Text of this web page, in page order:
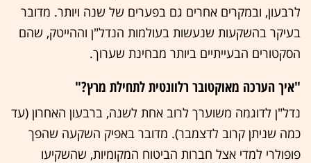
לרבעון, ובמקרים אחרים גם בפערים של שנה ויותר. מדובר
בעיקר בהשקעות שנעשות בעולמות הנדל"ן וההייטק, שהם
הסקטורים הבעייתיים ביותר מבחינת שערוך.
"איך הערכה מאוקטובר רלוונטית לתחילת מרץ?"
נדל"ן לדוגמה משוערך לרוב אחת לשנה, ברבעון האחרון (עד
כמה שניתן קרוב לדצמבר). מדובר באפיק השקעה שהפך
פופולרי למדי אצל חברות הביטוח המקומיות, שהשקיעו